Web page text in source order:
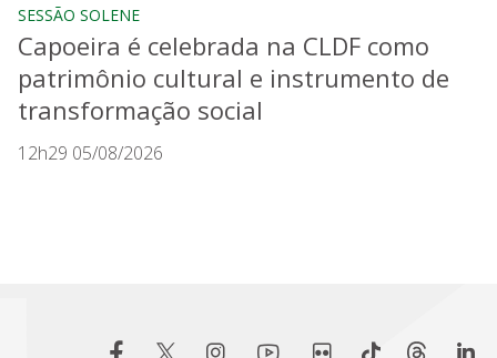
SESSÃO SOLENE
Capoeira é celebrada na CLDF como
patrimônio cultural e instrumento de
transformação social
12h29 05/08/2026